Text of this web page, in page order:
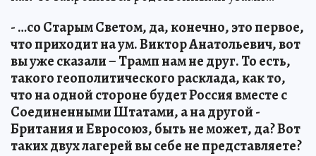
- …со Старым Светом, да, конечно, это первое,
что приходит на ум. Виктор Анатольевич, вот
вы уже сказали – Трамп нам не друг. То есть,
такого геополитического расклада, как то,
что на одной стороне будет Россия вместе с
Соединенными Штатами, а на другой -
Британия и Евросоюз, быть не может, да? Вот
таких двух лагерей вы себе не представляете?